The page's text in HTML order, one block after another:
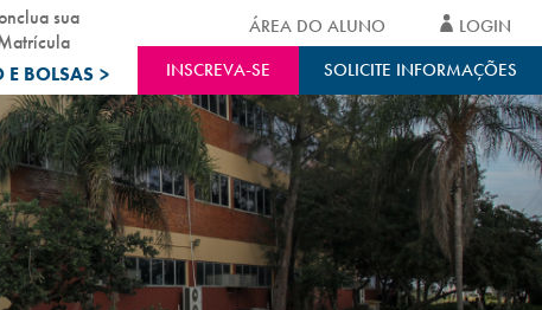
BOLSAS >
sua
INSCREVA-SE SOLICITE INFORMAÇÕES
ÁREA DO ALUNO LOGIN